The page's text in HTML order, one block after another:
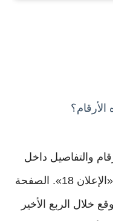
والتفاصيل داخل
كراسة شروط واحدة تحمل اسم «الإعلان 18». الصفحة
خلال الربع الأخير